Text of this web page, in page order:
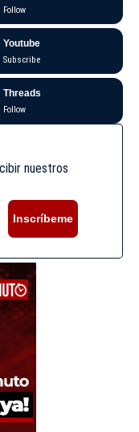
Follow
Youtube
Subscribe
Threads
Follow
nuestros
Inscríbeme